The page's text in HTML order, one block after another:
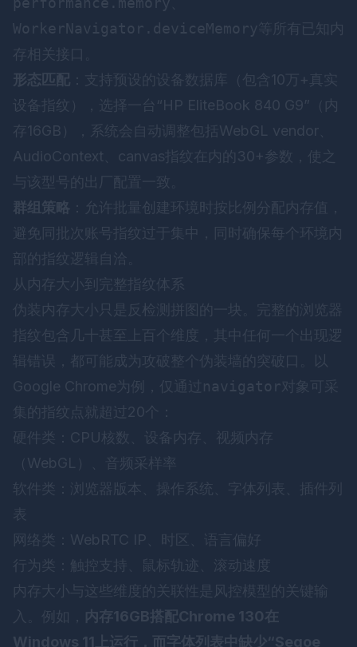
WorkerNavigator.deviceMemory等所有已知内
存相关接口。
形态匹配 ：支持预设的设备数据库（包含10万+真实
设备指纹），选择一台“HP EliteBook 840 G9”（内
存16GB），系统会自动调整包括WebGL vendor、
AudioContext、canvas指纹在内的30+参数，使之
与该型号的出厂配置一致。
群组策略 ：允许批量创建环境时按比例分配内存值，
避免同批次账号指纹过于集中，同时确保每个环境内
部的指纹逻辑自洽。
从内存大小到完整指纹体系
伪装内存大小只是反检测拼图的一块。完整的浏览器
指纹包含几十甚至上百个维度，其中任何一个出现逻
辑错误，都可能成为攻破整个伪装墙的突破口。以
Google Chrome为例，仅通过navigator对象可采
集的指纹点就超过20个：
硬件类：CPU核数、设备内存、视频内存
（WebGL）、音频采样率
软件类：浏览器版本、操作系统、字体列表、插件列
表
网络类：WebRTC IP、时区、语言偏好
行为类：触控支持、鼠标轨迹、滚动速度
内存大小与这些维度的关联性是风控模型的关键输
入。例如， 内存16GB搭配Chrome 130在
Windows 11上运行，而字体列表中缺少“Segoe